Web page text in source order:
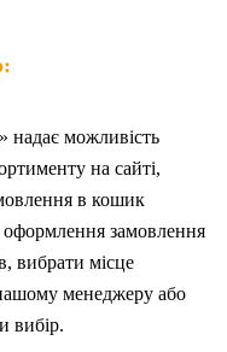
надає можливість
на сайті,
в кошик
оформлення замовлення
вибрати місце
менеджеру або
вибір.